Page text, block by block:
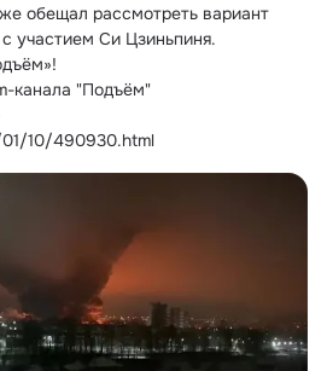
обещал рассмотреть вариант
участием Си Цзиньпиня.
канала "Подъём"
10/490930.html